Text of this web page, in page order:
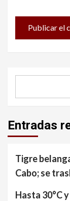
Entradas
Tigre
Cabo; se
Hasta 30°C